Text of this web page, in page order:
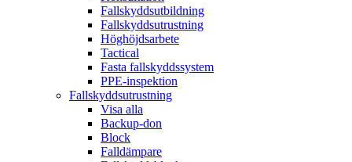
Fallskyddsutbildning
Fallskyddsutrustning
Höghöjdsarbete
Tactical
Fasta fallskyddssystem
PPE-inspektion
Fallskyddsutrustning
Visa alla
Backup-don
Block
Falldämpare